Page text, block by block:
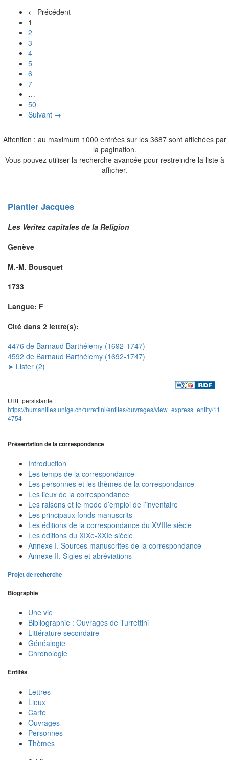
← Précédent
1
2
3
4
5
6
7
…
50
Suivant →
Attention : au maximum 1000 entrées sur les 3687 sont affichées par
la pagination.
Vous pouvez utiliser la recherche avancée pour restreindre la liste à
afficher.
Plantier Jacques
Les Veritez capitales de la Religion
Genève
M.-M. Bousquet
1733
Langue: F
Cité dans 2 lettre(s):
4476 de Barnaud Barthélemy (1692-1747)
4592 de Barnaud Barthélemy (1692-1747)
➤ Lister (2)
URL persistante :
https://humanities.unige.ch/turrettini/entites/ouvrages/view_express_entity/11
4754
Présentation de la correspondance
Introduction
Les temps de la correspondance
Les personnes et les thèmes de la correspondance
Les lieux de la correspondance
Les raisons et le mode d’emploi de l’inventaire
Les principaux fonds manuscrits
Les éditions de la correspondance du XVIIIe siècle
Les éditions du XIXe-XXIe siècle
Annexe I. Sources manuscrites de la correspondance
Annexe II. Sigles et abréviations
Projet de recherche
Biographie
Une vie
Bibliographie : Ouvrages de Turrettini
Littérature secondaire
Généalogie
Chronologie
Entités
Lettres
Lieux
Carte
Ouvrages
Personnes
Thèmes